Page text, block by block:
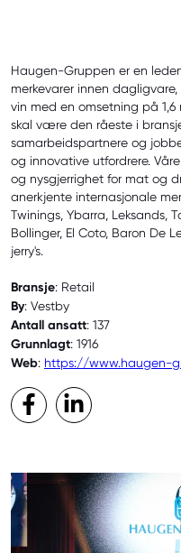
Haugen-Gruppen er en
merkevarer innen
vin med en omsetning på
skal være den råeste i
samarbeidspartnere og
og innovative utfordrere.
og nysgjerrighet for mat og
anerkjente internasjonale
Twinings, Ybarra, Leksands,
Bollinger, El Coto, Baron De
jerry's.
Bransje: Retail
By: Vestby
Antall ansatt: 137
Grunnlagt: 1916
Web: https://www.haugen-
Facebook
LinkedIn